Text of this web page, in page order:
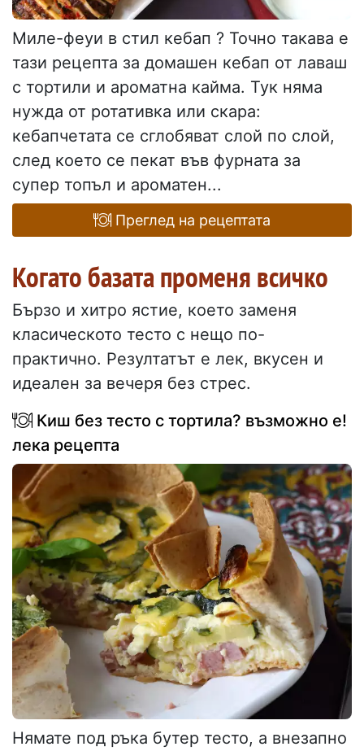
Миле-феуи в стил кебап ? Точно такава е
тази рецепта за домашен кебап от лаваш
с тортили и ароматна кайма. Тук няма
нужда от ротативка или скара:
кебапчетата се сглобяват слой по слой,
след което се пекат във фурната за
супер топъл и ароматен...
Преглед на рецептата
Когато базата променя всичко
Бързо и хитро ястие, което заменя
класическото тесто с нещо по-
практично. Резултатът е лек, вкусен и
идеален за вечеря без стрес.
Киш без тесто с тортила? възможно е!
лека рецепта
Нямате под ръка бутер тесто, а внезапно